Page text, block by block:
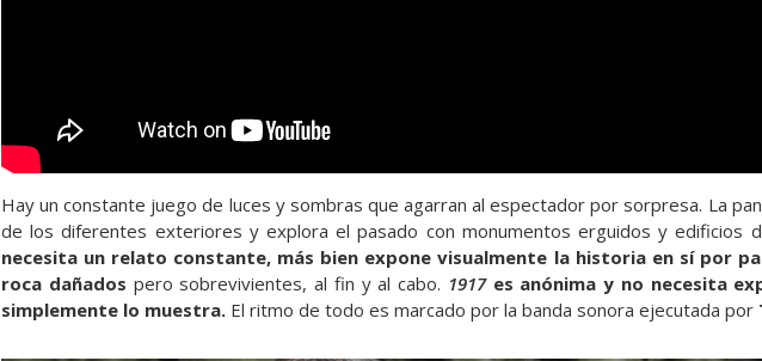
Hay un constante juego de luces y sombras que agarran al espectador por sorpresa. La
de los diferentes exteriores y explora el pasado con monumentos erguidos y edificios
necesita un relato constante, más bien expone visualmente la historia en sí por
roca dañados pero sobrevivientes, al fin y al cabo. 1917es anónima y no necesita
simplemente lo muestra. El ritmo de todo es marcado por la banda sonora ejecutada por